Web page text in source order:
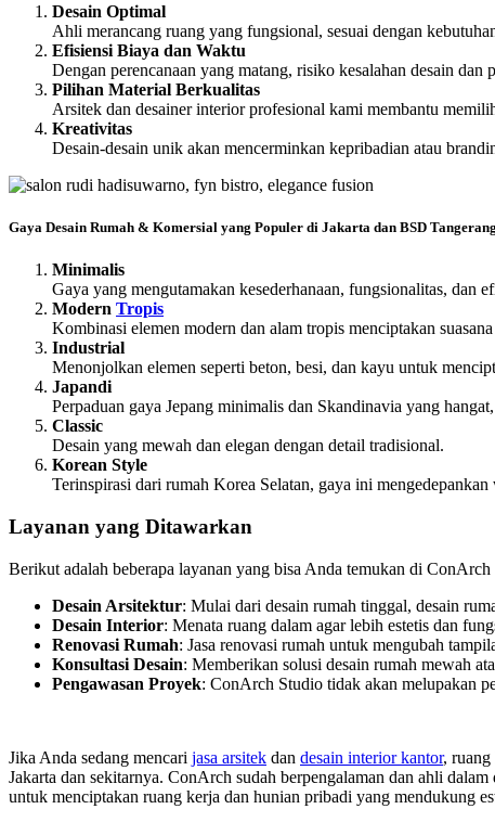
Desain Optimal
Ahli merancang ruang yang fungsional, sesuai dengan
Efisiensi Biaya dan Waktu
Dengan perencanaan yang matang, risiko kesalahan desain
Pilihan Material Berkualitas
Arsitek dan desainer interior profesional kami membantu
Kreativitas
Desain-desain unik akan mencerminkan kepribadian atau
Gaya Desain Rumah & Komersial yang Populer di Jakarta dan BSD Tangerang
Minimalis
Gaya yang mengutamakan kesederhanaan, fungsionalitas, dan
Modern Tropis
Kombinasi elemen modern dan alam tropis menciptakan
Industrial
Menonjolkan elemen seperti beton, besi, dan kayu untuk
Japandi
Perpaduan gaya Jepang minimalis dan Skandinavia yang
Classic
Desain yang mewah dan elegan dengan detail tradisional.
Korean Style
Terinspirasi dari rumah Korea Selatan, gaya ini
Layanan yang Ditawarkan
Berikut adalah beberapa layanan yang bisa Anda temukan di ConArch
Desain Arsitektur: Mulai dari desain rumah tinggal, desain
Desain Interior: Menata ruang dalam agar lebih estetis dan
Renovasi Rumah: Jasa renovasi rumah untuk mengubah
Konsultasi Desain: Memberikan solusi desain rumah mewah
Pengawasan Proyek: ConArch Studio tidak akan melupakan
Jika Anda sedang mencari jasa arsitek dan desain interior kantor,
Jakarta dan sekitarnya. ConArch sudah berpengalaman dan ahli
untuk menciptakan ruang kerja dan hunian pribadi yang mendukung